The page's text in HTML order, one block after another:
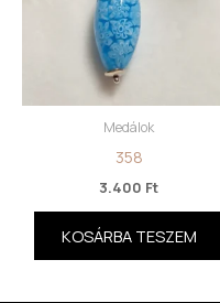
Medálok
358
3.400 Ft
KOSÁRBA TESZEM